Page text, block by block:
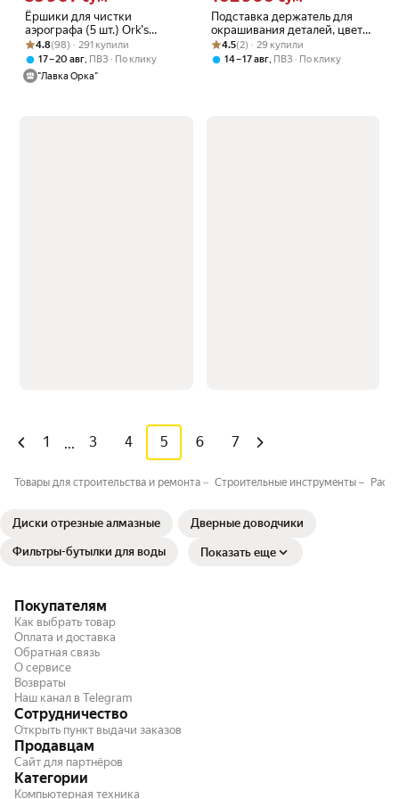
Ёршики для чистки
аэрографа (5 шт.) Ork's
Workshop
Рейтинг товара: 4.8 из 5
Оценок: (98) · 291 купили
4.8(98) · 291 купили
17 – 20 авг, ПВЗ
По клику
"Лавка Орка"
Подставка держатель для
окрашивания деталей, цвет
черный, 10 гибких зажимов
Рейтинг товара: 4.5 из 5
Оценок: (2) · 29 купили
4.5(2) · 29 купили
14 – 17 авг, ПВЗ По клику
1 ... 3 4 5 6 7
Товары для строительства и ремонта Строительные инструменты
Диски отрезные алмазные Дверные доводчики
Фильтры-бутылки для воды Показать еще
Покупателям
Как выбрать товар
Оплата и доставка
Обратная связь
О сервисе
Возвраты
Наш канал в Telegram
Сотрудничество
Открыть пункт выдачи заказов
Продавцам
Сайт для партнёров
Категории
Компьютерная техника